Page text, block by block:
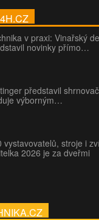
v praxi: Vinařský
novinky přímo…
představil
výborným…
vystavovatelů, stroje i
2026 je za dveřmi